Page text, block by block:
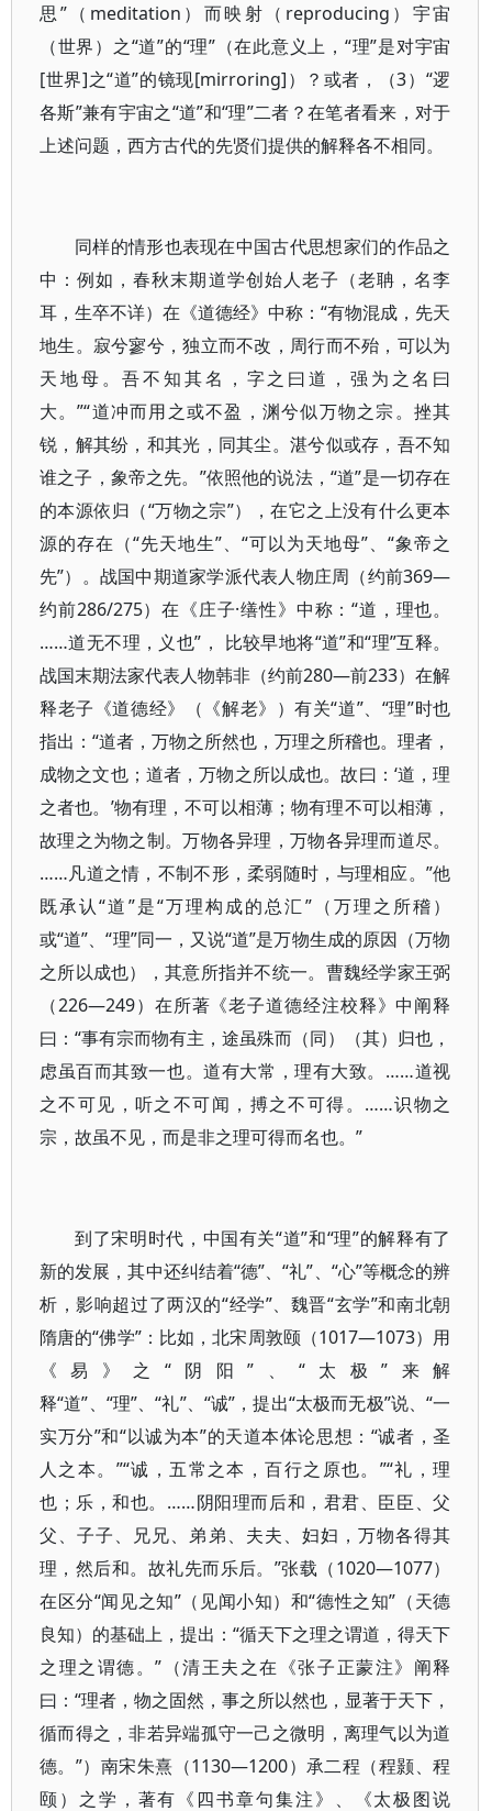
思”（meditation）而映射（reproducing）宇宙
（世界）之“道”的“理”（在此意义上，“理”是对宇宙
[世界]之“道”的镜现[mirroring]）？或者，（3）“逻
各斯”兼有宇宙之“道”和“理”二者？在笔者看来，对于
上述问题，西方古代的先贤们提供的解释各不相同。
同样的情形也表现在中国古代思想家们的作品之
中：例如，春秋末期道学创始人老子（老聃，名李
耳，生卒不详）在《道德经》中称：“有物混成，先天
地生。寂兮寥兮，独立而不改，周行而不殆，可以为
天地母。吾不知其名，字之曰道，强为之名曰
大。”“道冲而用之或不盈，渊兮似万物之宗。挫其
锐，解其纷，和其光，同其尘。湛兮似或存，吾不知
谁之子，象帝之先。”依照他的说法，“道”是一切存在
的本源依归（“万物之宗”），在它之上没有什么更本
源的存在（“先天地生”、“可以为天地母”、“象帝之
先”）。战国中期道家学派代表人物庄周（约前369—
约前286/275）在《庄子·缮性》中称：“道，理也。
……道无不理，义也”， 比较早地将“道”和“理”互释。
战国末期法家代表人物韩非（约前280—前233）在解
释老子《道德经》（《解老》）有关“道”、“理”时也
指出：“道者，万物之所然也，万理之所稽也。理者，
成物之文也；道者，万物之所以成也。故曰：‘道，理
之者也。’物有理，不可以相薄；物有理不可以相薄，
故理之为物之制。万物各异理，万物各异理而道尽。
……凡道之情，不制不形，柔弱随时，与理相应。”他
既承认“道”是“万理构成的总汇”（万理之所稽）
或“道”、“理”同一，又说“道”是万物生成的原因（万物
之所以成也），其意所指并不统一。曹魏经学家王弼
（226—249）在所著《老子道德经注校释》中阐释
曰：“事有宗而物有主，途虽殊而（同）（其）归也，
虑虽百而其致一也。道有大常，理有大致。……道视
之不可见，听之不可闻，搏之不可得。……识物之
宗，故虽不见，而是非之理可得而名也。”
到了宋明时代，中国有关“道”和“理”的解释有了
新的发展，其中还纠结着“德”、“礼”、“心”等概念的辨
析，影响超过了两汉的“经学”、魏晋“玄学”和南北朝
隋唐的“佛学”：比如，北宋周敦颐（1017—1073）用
《易》之“阴阳”、“太极”来解
释“道”、“理”、“礼”、“诚”，提出“太极而无极”说、“一
实万分”和“以诚为本”的天道本体论思想：“诚者，圣
人之本。”“诚，五常之本，百行之原也。”“礼，理
也；乐，和也。……阴阳理而后和，君君、臣臣、父
父、子子、兄兄、弟弟、夫夫、妇妇，万物各得其
理，然后和。故礼先而乐后。”张载（1020—1077）
在区分“闻见之知”（见闻小知）和“德性之知”（天德
良知）的基础上，提出：“循天下之理之谓道，得天下
之理之谓德。”（清王夫之在《张子正蒙注》阐释
曰：“理者，物之固然，事之所以然也，显著于天下，
循而得之，非若异端孤守一己之微明，离理气以为道
德。”）南宋朱熹（1130—1200）承二程（程颢、程
颐）之学，著有《四书章句集注》、《太极图说